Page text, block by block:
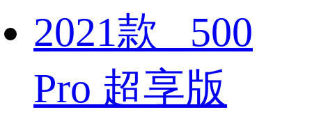
2021款 500
Pro 超享版